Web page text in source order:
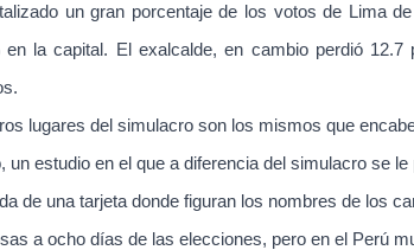
un gran porcentaje de los votos de Lima
en la capital. El exalcalde, en cambio perdió
lugares del simulacro son los mismos que
un estudio en el que a diferencia del simulacro se
de una tarjeta donde figuran los nombres de los
a ocho días de las elecciones, pero en el Perú